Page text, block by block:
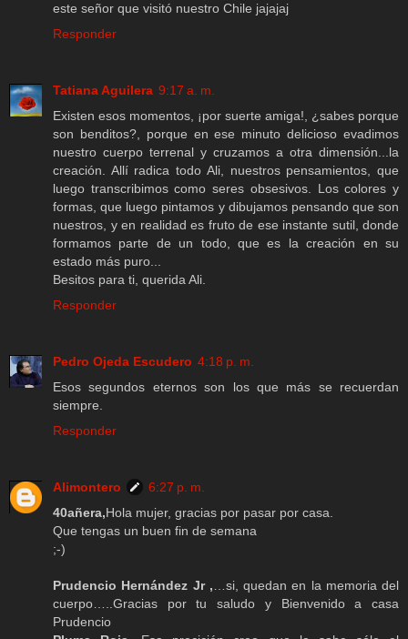
este señor que visitó nuestro Chile jajajaj
Responder
Tatiana Aguilera 9:17 a. m.
Existen esos momentos, ¡por suerte amiga!, ¿sabes porque
son benditos?, porque en ese minuto delicioso evadimos
nuestro cuerpo terrenal y cruzamos a otra dimensión...la
creación. Allí radica todo Ali, nuestros pensamientos, que
luego transcribimos como seres obsesivos. Los colores y
formas, que luego pintamos y dibujamos pensando que son
nuestros, y en realidad es fruto de ese instante sutil, donde
formamos parte de un todo, que es la creación en su
estado más puro...
Besitos para ti, querida Ali.
Responder
Pedro Ojeda Escudero 4:18 p. m.
Esos segundos eternos son los que más se recuerdan
siempre.
Responder
Alimontero
6:27 p. m.
40añera,Hola mujer, gracias por pasar por casa.
Que tengas un buen fin de semana
;-)
Prudencio Hernández Jr , …si, quedan en la memoria del
cuerpo…..Gracias por tu saludo y Bienvenido a casa
Prudencio